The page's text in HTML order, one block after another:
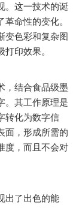
。这一技术的诞
命性的变化。
变色彩和复杂图
印效果。
，结合食品级墨
。其工作原理是
转化为数字信
面，形成所需的
度，而且不会对
出了出色的能